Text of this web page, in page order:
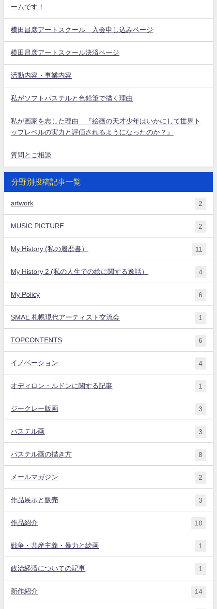
ームです！
横田昌彦アートスクール 入会申し込みページ
横田昌彦アートスクール決済ページ
活動内容・事業内容
私がソフトパステルと色鉛筆で描く理由
私が画家を志した理由 『絵画の天才少年はいかにして世界ト
ップレベルの実力と評価されるようになったのか？』
質問とご相談
分野別投稿記事一覧
artwork 2
MUSIC PICTURE 2
My History (私の履歴書） 11
My History 2 (私の人生での絵に関する逸話） 4
My Policy 6
SMAE 札幌現代アーティスト交流会 1
TOPCONTENTS 6
イノベーション 4
オディロン・ルドンに関する記事 1
ジークレー版画 3
パステル画 3
パステル画の描き方 8
メールマガジン 2
作品展示と販売 3
作品紹介 10
戦争・共産主義・暴力と絵画 1
政治経済についての記事 1
新作紹介 14